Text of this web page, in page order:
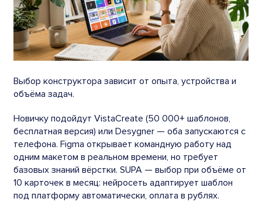
Выбор конструктора зависит от опыта, устройства и
объёма задач.
Новичку подойдут VistaCreate (50 000+ шаблонов,
бесплатная версия) или Desygner — оба запускаются с
телефона. Figma открывает командную работу над
одним макетом в реальном времени, но требует
базовых знаний вёрстки. SUPA — выбор при объёме от
10 карточек в месяц: нейросеть адаптирует шаблон
под платформу автоматически, оплата в рублях.